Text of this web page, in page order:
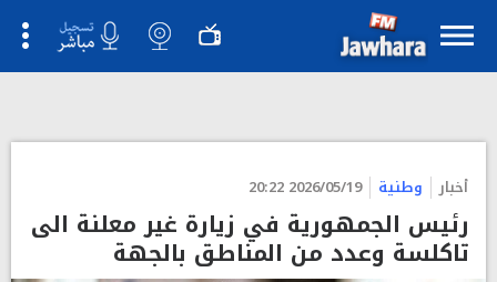
أخبار وطنية 2026/05/19 20:22
رئيس الجمهورية في زيارة غير معلنة الى
تاكلسة وعدد من المناطق بالجهة